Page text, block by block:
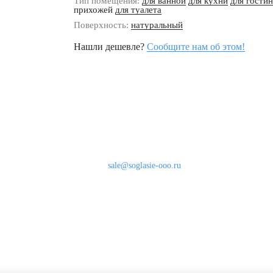
прихожей для туалета
Поверхность: натуральный
Нашли дешевле? Сообщите нам об этом!
sale@soglasie-ooo.ru